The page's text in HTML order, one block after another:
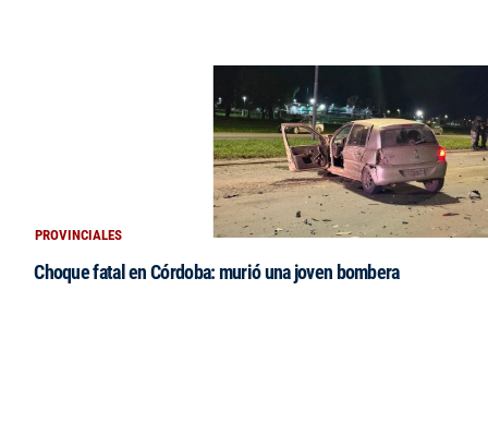
PROVINCIALES
Choque fatal en Córdoba: murió una joven bombera